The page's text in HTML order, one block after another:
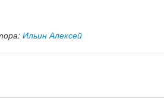
Ильин Алексей